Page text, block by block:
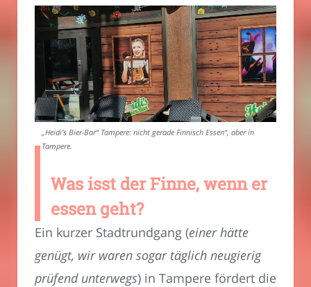
„Heidi’s Bier-Bar“ Tampere: nicht gerade Finnisch Essen“, aber in
Tampere.
Was isst der Finne, wenn er
essen geht?
Ein kurzer Stadtrundgang (einer hätte
genügt, wir waren sogar täglich neugierig
prüfend unterwegs) in Tampere fördert die